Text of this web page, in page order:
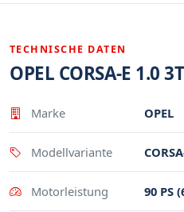
TECHNISCHE DATEN
OPEL CORSA-E 1.0 3T
Eigenschaft
Marke OPEL
Modellvariante
Motorleistung 90 PS